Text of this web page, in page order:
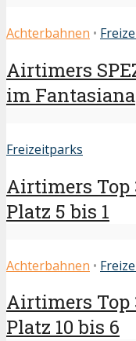
Achterbahnen •
Airtimers
im Fantasiana
Freizeitparks
Airtimers Top
Platz 5 bis 1
Achterbahnen •
Airtimers Top
Platz 10 bis 6